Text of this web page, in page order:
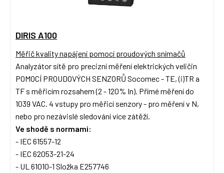
DIRIS A100
Měřič kvality napájení pomocí proudových snímačů
Analyzátor sítě pro precizní měření elektrických veličin
POMOCÍ PROUDOVÝCH SENZORŮ Socomec - TE, (i)TR a
TF s měřicím rozsahem (2 - 120% In). Přímé měření do
1039 VAC. 4 vstupy pro měřicí senzory - pro měření v N,
nebo pro nezávislé sledování více zátěží.
Ve shodě s normami:
- IEC 61557-12
- IEC 62053-21-24
- UL 61010-1 Složka E257746